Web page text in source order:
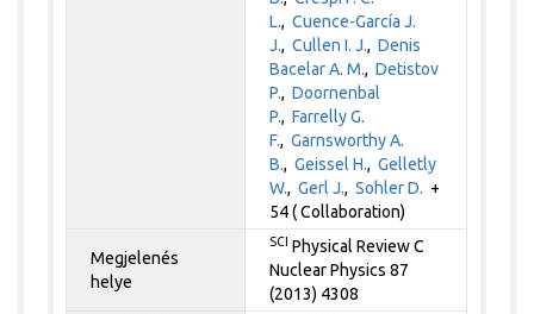
L.,Cuence-García J.
J.,Cullen I. J.,Denis
Bacelar A. M.,Detistov
P.,Doornenbal
P.,Farrelly G.
F.,Garnsworthy A.
B.,Geissel H.,Gelletly
W.,Gerl J.,Sohler D. +
54 ( Collaboration)
Megjelenés
helye
SCI Physical Review C
Nuclear Physics 87
(2013) 4308